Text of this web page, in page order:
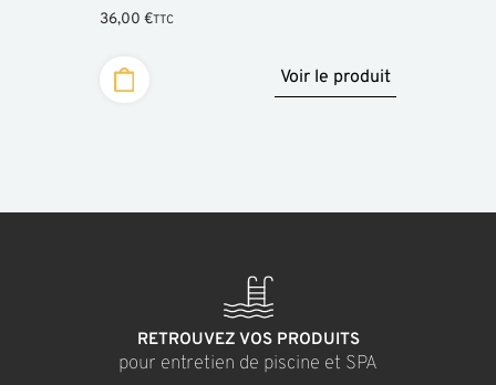
36,00 €TTC
Voir le produit
RETROUVEZ VOS PRODUITS
pour entretien de piscine et SPA